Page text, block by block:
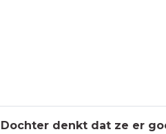
Dochter denkt dat ze er